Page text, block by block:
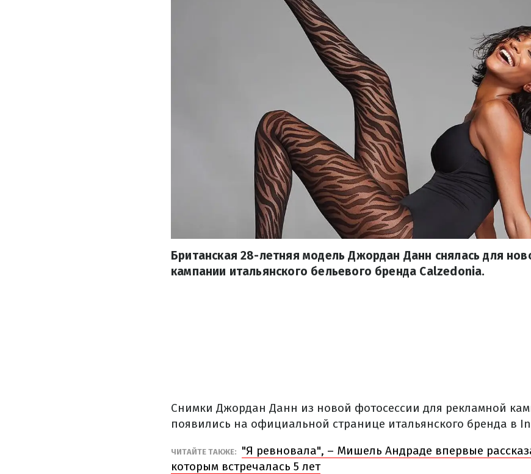
Британская 28-летняя модель Джордан Данн снялась для
кампании итальянского бельевого бренда Calzedonia.
Снимки Джордан Данн из новой фотосессии для рекламной
появились на официальной странице итальянского бренда в
ЧИТАЙТЕ ТАКЖЕ:
"Я ревновала", – Мишель Андраде впервые
которым встречалась 5 лет